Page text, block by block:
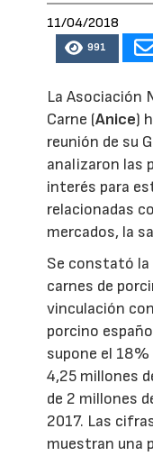
11/04/2018
991
La Asociación
Carne (Anice)
reunión de su
analizaron las
interés para
relacionadas
mercados, la
Se constató la
carnes de
vinculación
porcino
supone el 18%
4,25 millones
de 2 millones
2017. Las
muestran una